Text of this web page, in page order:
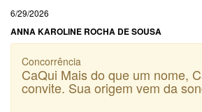
6/29/2026
ANNA KAROLINE ROCHA DE SOUSA
Concorrência
CaQui Mais do que um nome,
convite. Sua origem vem da